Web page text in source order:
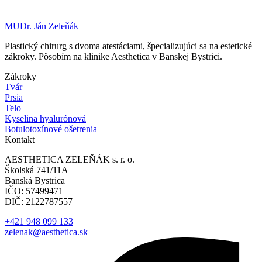
MUDr. Ján Zeleňák
Plastický chirurg s dvoma atestáciami, špecializujúci sa na estetické
zákroky. Pôsobím na klinike Aesthetica v Banskej Bystrici.
Zákroky
Tvár
Prsia
Telo
Kyselina hyalurónová
Botulotoxínové ošetrenia
Kontakt
AESTHETICA ZELEŇÁK s. r. o.
Školská 741/11A
Banská Bystrica
IČO: 57499471
DIČ: 2122787557
+421 948 099 133
zelenak@aesthetica.sk